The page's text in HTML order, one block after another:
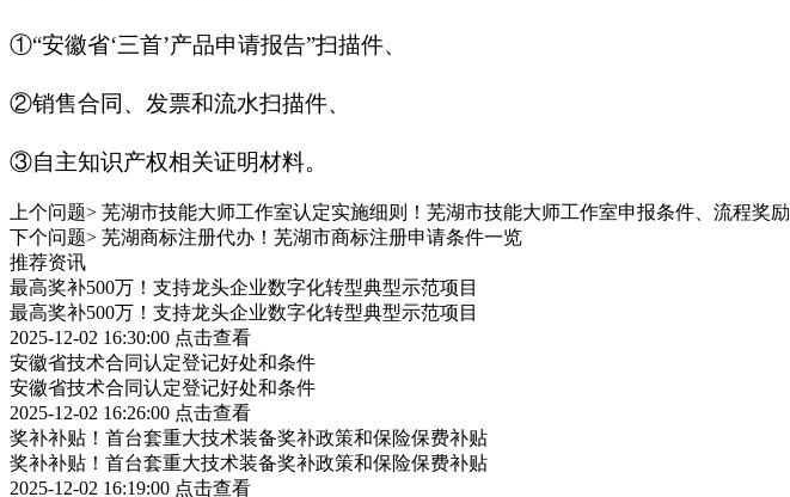
①“安徽省‘三首’产品申请报告”扫描件、
②销售合同、发票和流水扫描件、
③自主知识产权相关证明材料。
上个问题> 芜湖市技能大师工作室认定实施细则！芜湖市技能大师工作室申报条件、流程奖励
下个问题> 芜湖商标注册代办！芜湖市商标注册申请条件一览
推荐资讯
最高奖补500万！支持龙头企业数字化转型典型示范项目
最高奖补500万！支持龙头企业数字化转型典型示范项目
2025-12-02 16:30:00 点击查看
安徽省技术合同认定登记好处和条件
安徽省技术合同认定登记好处和条件
2025-12-02 16:26:00 点击查看
奖补补贴！首台套重大技术装备奖补政策和保险保费补贴
奖补补贴！首台套重大技术装备奖补政策和保险保费补贴
2025-12-02 16:19:00 点击查看